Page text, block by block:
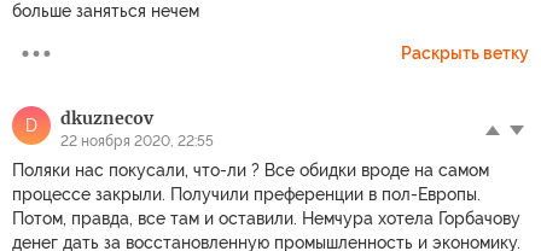
больше заняться нечем
Раскрыть ветку
D dkuznecov
22 ноября 2020, 22:55
Поляки нас покусали, что-ли ? Все обидки вроде на самом
процессе закрыли. Получили преференции в пол-Европы.
Потом, правда, все там и оставили. Немчура хотела Горбачову
денег дать за восстановленную промышленность и экономику.